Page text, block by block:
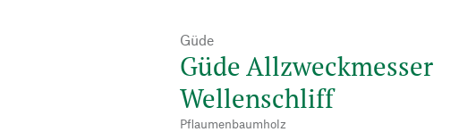
Güde
Güde Allzweckmesser
Wellenschliff
Pflaumenbaumholz